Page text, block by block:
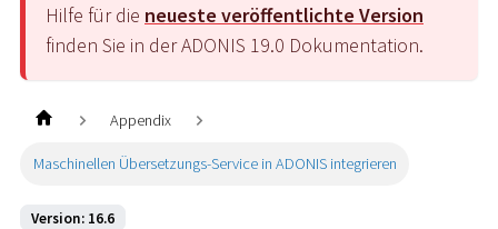
Hilfe für die neueste veröffentlichte Version
finden Sie in der ADONIS 19.0 Dokumentation.
Appendix
Maschinellen Übersetzungs-Service in ADONIS integrieren
Version: 16.6